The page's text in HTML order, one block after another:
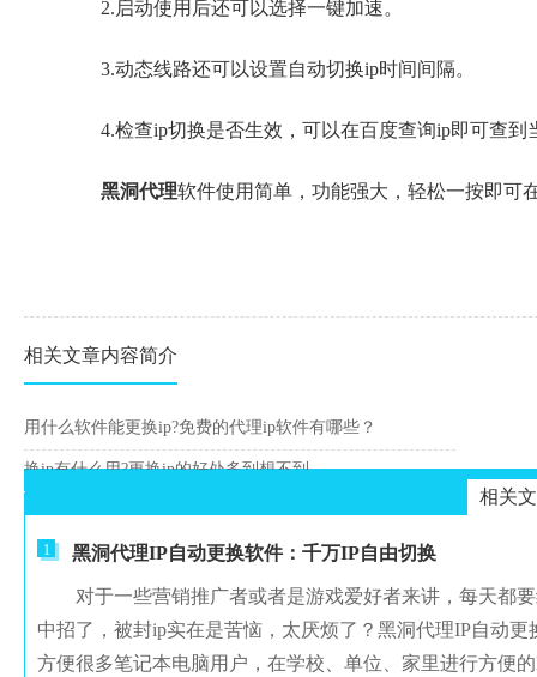
2.启动使用后还可以选择一键加速。
3.动态线路还可以设置自动切换ip时间间隔。
4.检查ip切换是否生效，可以在百度查询ip即可查到
黑洞代理软件使用简单，功能强大，轻松一按即可
相关文章内容简介
用什么软件能更换ip?免费的代理ip软件有哪些？
换ip有什么用?更换ip的好处多到想不到
相关
1 黑洞代理IP自动更换软件：千万IP自由切换
对于一些营销推广者或者是游戏爱好者来讲，每天都要
中招了，被封ip实在是苦恼，太厌烦了？黑洞代理IP自动
方便很多笔记本电脑用户，在学校、单位、家里进行方便